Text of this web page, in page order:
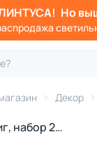
Но
Декор
набор 2